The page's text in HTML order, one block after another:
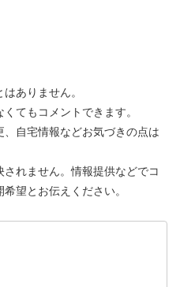
ありません。
てもコメントできます。
自宅情報などお気づきの点は
れません。情報提供などでコ
望とお伝えください。